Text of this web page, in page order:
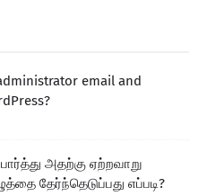
email and
பார்த்து அதற்கு ஏற்றவாறு
தேர்ந்தெடுப்பது எப்படி?